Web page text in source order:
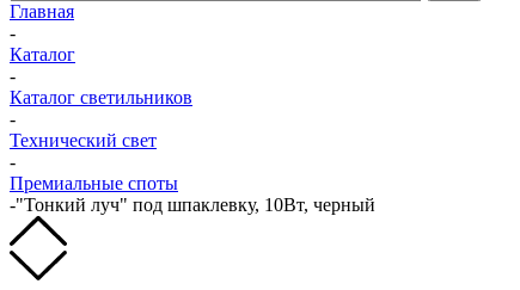
Главная
-
Каталог
-
Каталог светильников
-
Технический свет
-
Премиальные споты
-"Тонкий луч" под шпаклевку, 10Вт, черный